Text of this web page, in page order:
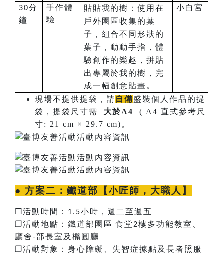
30分
鐘
手作體
驗
貼貼我的樹：使用在
戶外園區收集的葉
子，組合不同形狀的
葉子，動動手指，體
驗創作的樂趣，拼貼
出專屬於我的樹，完
成一幅創意貼畫。
小白宮
現場不提供提袋，請 自備盛裝個人作品的提
袋，提袋尺寸需 大於A4
( A4 直式參考尺
寸: 21 cm × 29.7 cm)。
● 方案二： 鐵道部【小匠師，大職人】
❐ 活動時間： 1.5小時，週二至週五
❐ 活動地點：鐵道部園區 食堂2樓多功能教室、
廳舍-部長室及橢圓廳
❐ 活動對象：身心障礙、失智症據點及長者照服